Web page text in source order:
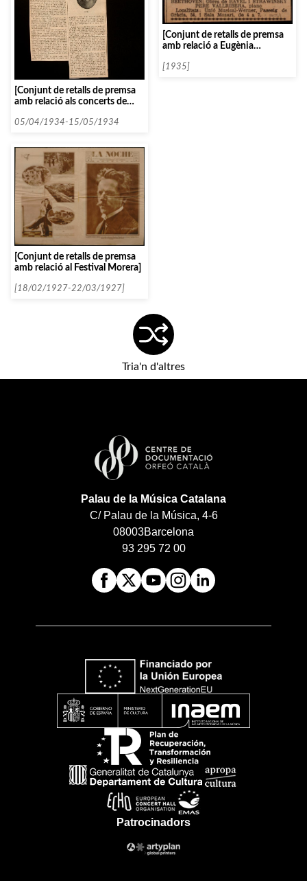
[Conjunt de retalls de premsa
amb relació als concerts de
05/04/1934-15/05/1934
[Conjunt de retalls de premsa
amb relació a Eugènia
[1935]
[Conjunt de retalls de premsa
amb relació al Festival Morera]
[18/02/1927-22/03/1927]
Tria'n d'altres
Palau de la Música Catalana
C/ Palau de la Música, 4-6
08003Barcelona
93 295 72 00
Patrocinadors